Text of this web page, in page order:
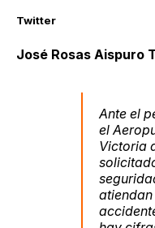
Twitter
José Rosas Aispuro
Ante el
el
Victoria